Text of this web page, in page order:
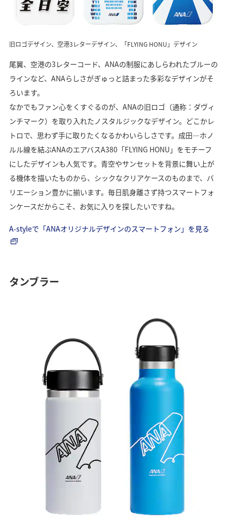
旧ロゴデザイン、空港3レターデザイン、「FLYING HONU」デザイン
尾翼、空港の3レターコード、ANAの制服にあしらわれたブルーの
ラインなど、ANAらしさがぎゅっと詰まった多彩なデザインがそ
ろいます。
なかでもファン心をくすぐるのが、ANAの旧ロゴ（通称：ダヴィ
ンチマーク）を取り入れたノスタルジックなデザイン。どこかレ
トロで、思わず手に取りたくなるかわいらしさです。成田―ホノ
ルル線を結ぶANAのエアバスA380「FLYING HONU」をモチーフ
にしたデザインも人気です。青空やサンセットを背景に舞い上が
る機体を描いたものから、シックなクリアケースのものまで、バ
リエーション豊かに揃います。毎日肌身離さず持つスマートフォ
ンケースだからこそ、お気に入りを探したいですね。
A-styleで「ANAオリジナルデザインのスマートフォン」を見る
タンブラー